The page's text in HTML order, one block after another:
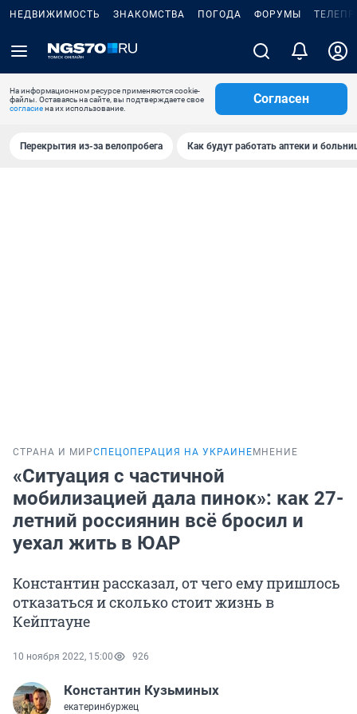
НЕДВИЖИМОСТЬ ЗНАКОМСТВА ПОГОДА ФОРУМЫ
На информационном ресурсе применяются cookie-
файлы. Оставаясь на сайте, вы подтверждаете свое
согласиена их использование.
Согласен
Перекрытия из-за велопробега Как будут работать аптеки и
СТРАНА И МИРСПЕЦОПЕРАЦИЯ НА УКРАИНЕ МНЕНИЕ
«Ситуация с частичной
мобилизацией дала пинок»: как 27-
летний россиянин всё бросил и
уехал жить в ЮАР
Константин рассказал, от чего ему пришлось
отказаться и сколько стоит жизнь в
Кейптауне
10 ноября 2022, 15:00 926
Константин Кузьминых
екатеринбуржец